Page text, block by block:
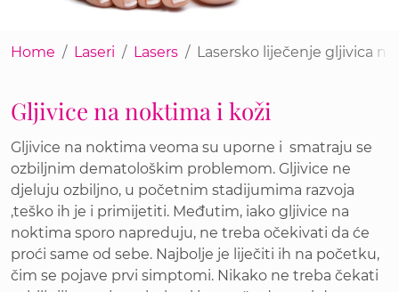
Home Laseri Lasers Lasersko liječenje gljivica
Gljivice na noktima i koži
Gljivice na noktima veoma su uporne i smatraju se
ozbiljnim dematološkim problemom. Gljivice ne
djeluju ozbiljno, u početnim stadijumima razvoja
,teško ih je i primijetiti. Međutim, iako gljivice na
noktima sporo napreduju, ne treba očekivati da će
proći same od sebe. Najbolje je liječiti ih na početku,
čim se pojave prvi simptomi. Nikako ne treba čekati